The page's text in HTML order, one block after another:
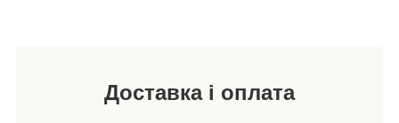
Доставка і оплата